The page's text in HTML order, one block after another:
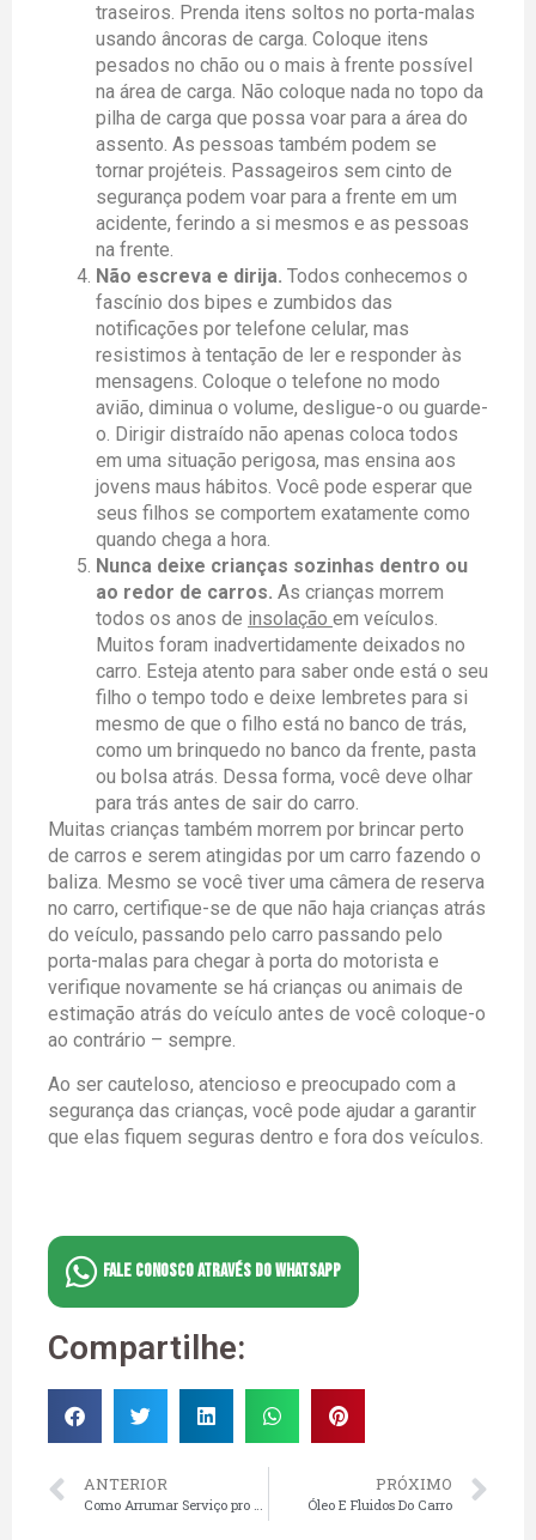
traseiros. Prenda itens soltos no porta-malas
usando âncoras de carga. Coloque itens
pesados ​​no chão ou o mais à frente possível
na área de carga. Não coloque nada no topo da
pilha de carga que possa voar para a área do
assento. As pessoas também podem se
tornar projéteis. Passageiros sem cinto de
segurança podem voar para a frente em um
acidente, ferindo a si mesmos e as pessoas
na frente.
Não escreva e dirija. Todos conhecemos o
fascínio dos bipes e zumbidos das
notificações por telefone celular, mas
resistimos à tentação de ler e responder às
mensagens. Coloque o telefone no modo
avião, diminua o volume, desligue-o ou guarde-
o. Dirigir distraído não apenas coloca todos
em uma situação perigosa, mas ensina aos
jovens maus hábitos. Você pode esperar que
seus filhos se comportem exatamente como
quando chega a hora.
Nunca deixe crianças sozinhas dentro ou
ao redor de carros. As crianças morrem
todos os anos de insolação em veículos.
Muitos foram inadvertidamente deixados no
carro. Esteja atento para saber onde está o seu
filho o tempo todo e deixe lembretes para si
mesmo de que o filho está no banco de trás,
como um brinquedo no banco da frente, pasta
ou bolsa atrás. Dessa forma, você deve olhar
para trás antes de sair do carro.
Muitas crianças também morrem por brincar perto
de carros e serem atingidas por um carro fazendo o
baliza. Mesmo se você tiver uma câmera de reserva
no carro, certifique-se de que não haja crianças atrás
do veículo, passando pelo carro passando pelo
porta-malas para chegar à porta do motorista e
verifique novamente se há crianças ou animais de
estimação atrás do veículo antes de você coloque-o
ao contrário – sempre.
Ao ser cauteloso, atencioso e preocupado com a
segurança das crianças, você pode ajudar a garantir
que elas fiquem seguras dentro e fora dos veículos.
FALE CONOSCO ATRAVÉS DO WHATSAPP
Compartilhe:
ANTERIOR PRÓXIMO
Óleo E Fluidos Do Carro